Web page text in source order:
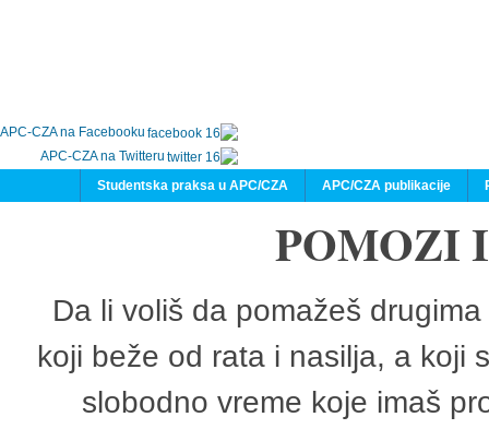
APC-CZA na Facebooku
APC-CZA na Twitteru
APC/CZA publikacije
Studentska praksa u APC/CZA
POMOZI
Da li voliš da pomažeš
koji beže od rata i nasilja, a koji
slobodno vreme koje imaš